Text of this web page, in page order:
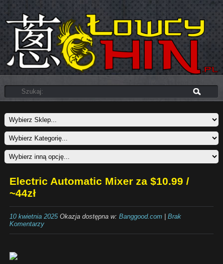
Electric Automatic Mixer za $10.99 /
~44zł
10 kwietnia 2025Okazja dostępna w: Banggood.com| Brak
Komentarzy